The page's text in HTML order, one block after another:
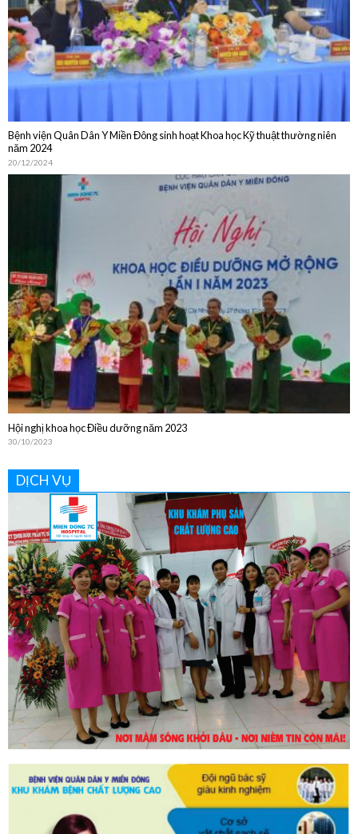
Bệnh viện Quân Dân Y Miền Đông sinh hoạt Khoa học Kỹ thuật thường niên
năm 2024
20/12/2024
Hội nghị khoa học Điều dưỡng năm 2023
30/10/2023
DỊCH VỤ